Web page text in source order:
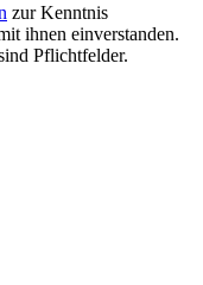
zur Kenntnis
ihnen einverstanden.
Pflichtfelder.